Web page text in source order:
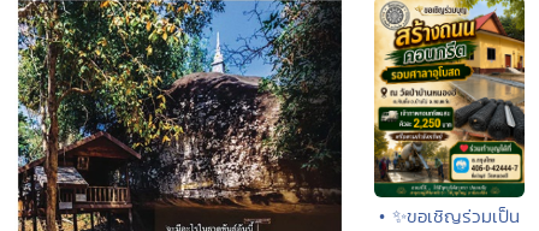
• ✨ขอเชิญร่วมเป็น